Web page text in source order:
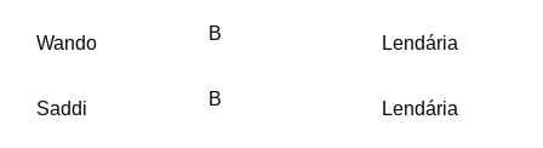
Wando B Lendária
Saddi B Lendária